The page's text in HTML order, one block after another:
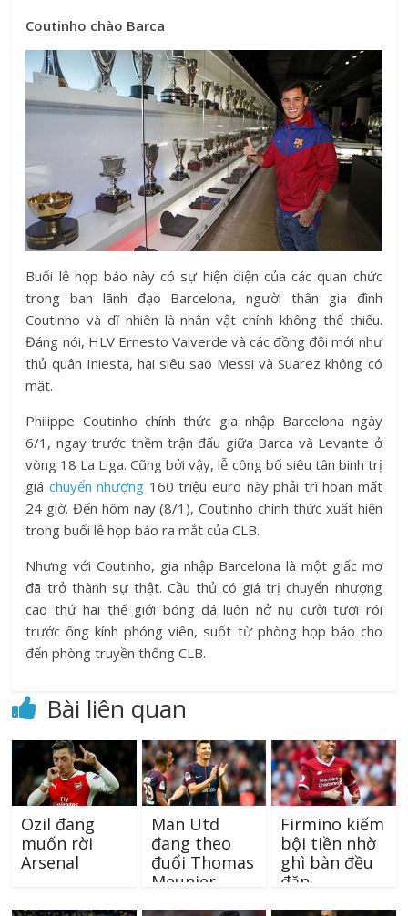
Coutinho chào Barca
Buổi lễ họp báo này có sự hiện diện của các quan chức
trong ban lãnh đạo Barcelona, người thân gia đình
Coutinho và dĩ nhiên là nhân vật chính không thể thiếu.
Đáng nói, HLV Ernesto Valverde và các đồng đội mới như
thủ quân Iniesta, hai siêu sao Messi và Suarez không có
mặt.
Philippe Coutinho chính thức gia nhập Barcelona ngày
6/1, ngay trước thềm trận đấu giữa Barca và Levante ở
vòng 18 La Liga. Cũng bởi vậy, lễ công bố siêu tân binh trị
giá chuyển nhượng 160 triệu euro này phải trì hoãn mất
24 giờ. Đến hôm nay (8/1), Coutinho chính thức xuất hiện
trong buổi lễ họp báo ra mắt của CLB.
Nhưng với Coutinho, gia nhập Barcelona là một giấc mơ
đã trở thành sự thật. Cầu thủ có giá trị chuyển nhượng
cao thứ hai thế giới bóng đá luôn nở nụ cười tươi rói
trước ống kính phóng viên, suốt từ phòng họp báo cho
đến phòng truyền thống CLB.
Bài liên quan
Ozil đang
muốn rời
Arsenal
Man Utd
đang theo
đuổi Thomas
Meunier
Firmino kiếm
bội tiền nhờ
ghì bàn đều
đặn